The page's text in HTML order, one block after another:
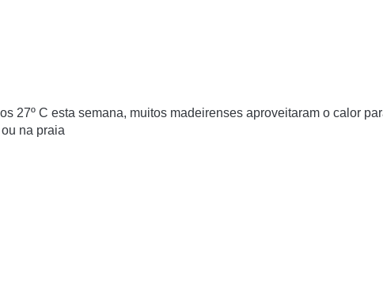
27º C esta semana, muitos madeirenses aproveitaram o calor
na praia